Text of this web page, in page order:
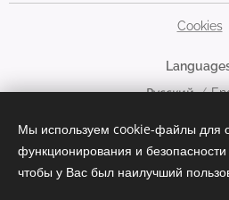
Cookies
Русский
Currency
EUR €
RUB руб
Мы используем cookie-файлы для
функционирования и безопасности
чтобы у Вас был наилучший